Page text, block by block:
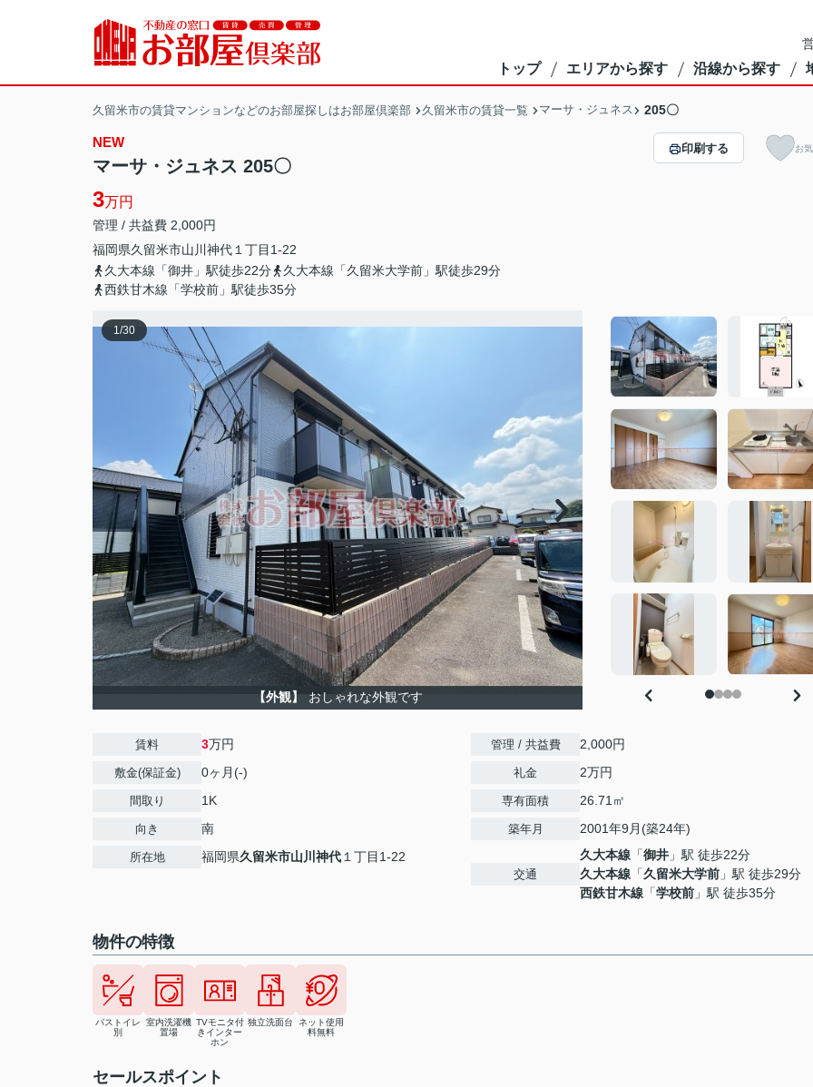
トップ エリアから探す 沿線から探す
久留米市の賃貸マンションなどのお部屋探しはお部屋倶楽部 久留米市の賃貸一覧 マーサ・ジュネス 205〇
NEW
マーサ・ジュネス 205〇
3万円
管理 / 共益費 2,000円
福岡県久留米市山川神代 １丁目1-22
久大本線「御井」駅徒歩22分
久大本線「久留米大学前」駅徒歩29分
西鉄甘木線「学校前」駅徒歩35分
印刷する お
1/30
【外観】 おしゃれな外観です
賃料 3万円
敷金(保証金) 0ヶ月(-)
間取り 1K
向き 南
所在地 福岡県久留米市山川神代 １丁目1-22
管理 / 共益費 2,000円
礼金 2万円
専有面積 26.71㎡
築年月 2001年9月(築24年)
交通
久大本線 「御井 」駅 徒歩22分
久大本線 「久留米大学前 」駅 徒歩29分
西鉄甘木線 「学校前 」駅 徒歩35分
物件の特徴
バストイレ
別
室内洗濯機
置場
TVモニタ付
きインター
ホン
独立洗面台
ネット使用
料無料
セールスポイント